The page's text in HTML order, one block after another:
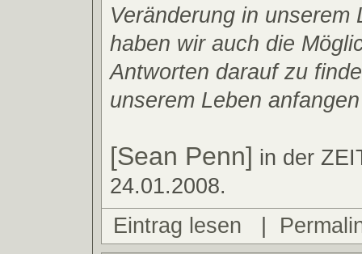
Veränderung in unserem
haben wir auch die
Antworten darauf zu
unserem Leben
[Sean Penn] in der
24.01.2008.
Eintrag lesen
|